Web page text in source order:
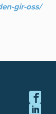
gir-oss/